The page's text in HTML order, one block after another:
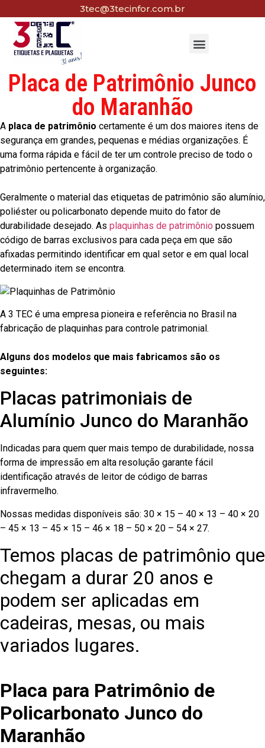
3tec@3tecinfor.com.br
Placa de Patrimônio Junco
do Maranhão
A placa de patrimônio certamente é um dos maiores itens de
segurança em grandes, pequenas e médias organizações. É
uma forma rápida e fácil de ter um controle preciso de todo o
patrimônio pertencente à organização.
Geralmente o material das etiquetas de patrimônio são alumínio,
poliéster ou policarbonato depende muito do fator de
durabilidade desejado. As plaquinhas de patrimônio possuem
código de barras exclusivos para cada peça em que são
afixadas permitindo identificar em qual setor e em qual local
determinado item se encontra.
A 3 TEC é uma empresa pioneira e referência no Brasil na
fabricação de plaquinhas para controle patrimonial.
Alguns dos modelos que mais fabricamos são os
seguintes:
Placas patrimoniais de
Alumínio Junco do Maranhão
Indicadas para quem quer mais tempo de durabilidade, nossa
forma de impressão em alta resolução garante fácil
identificação através de leitor de código de barras
infravermelho.
Nossas medidas disponíveis são: 30 × 15 – 40 × 13 – 40 × 20
– 45 × 13 – 45 × 15 – 46 × 18 – 50 × 20 – 54 × 27.
Temos placas de patrimônio que
chegam a durar 20 anos e
podem ser aplicadas em
cadeiras, mesas, ou mais
variados lugares.
Placa para Patrimônio de
Policarbonato Junco do
Maranhão